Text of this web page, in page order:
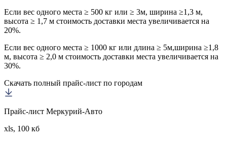
Если вес одного места ≥ 500 кг или ≥ 3м, ширина ≥1,3 м,
высота ≥ 1,7 м стоимость доставки места увеличивается на
20%.
Если вес одного места ≥ 1000 кг или длина ≥ 5м,ширина ≥1,8
м, высота ≥ 2,0 м стоимость доставки места увеличивается на
30%.
Скачать полный прайс-лист по городам
Прайс-лист Меркурий-Авто
xls, 100 кб